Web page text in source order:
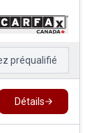
préqualifié
Détails